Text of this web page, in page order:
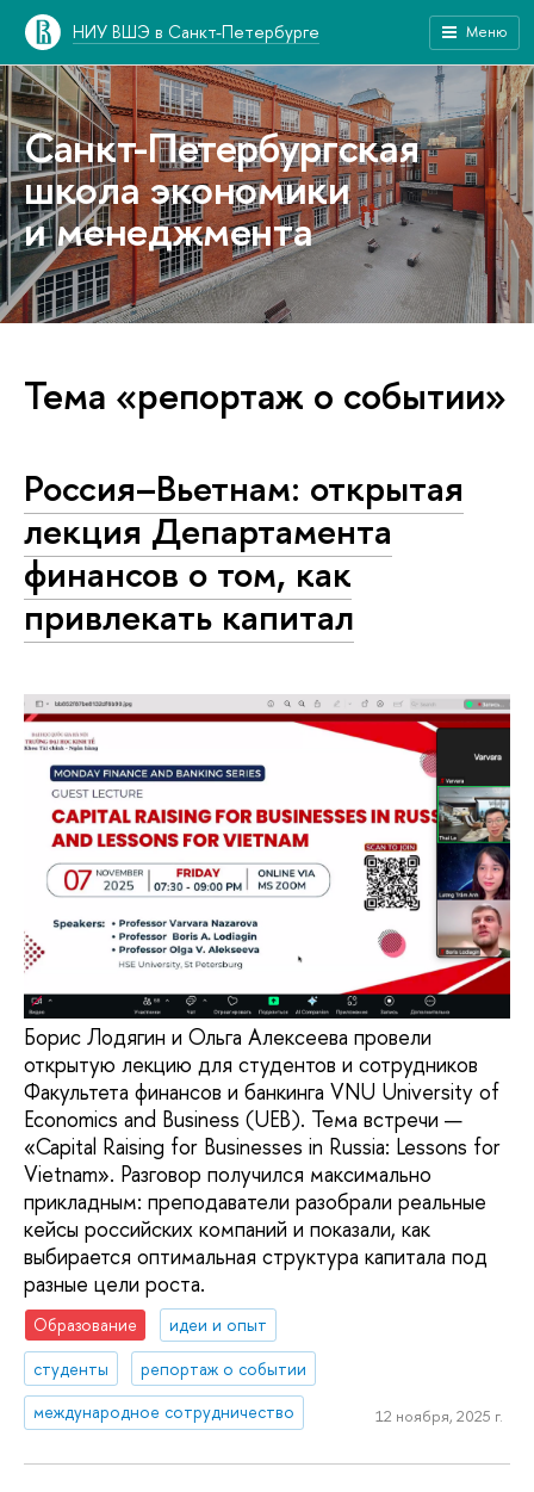
НИУ ВШЭ в Санкт-Петербурге Меню
Санкт-Петербургская
школа экономики
и менеджмента
Тема «репортаж о событии»
Россия–Вьетнам: открытая
лекция Департамента
финансов о том, как
привлекать капитал
Борис Лодягин и Ольга Алексеева провели
открытую лекцию для студентов и сотрудников
Факультета финансов и банкинга VNU University of
Economics and Business (UEB). Тема встречи —
«Capital Raising for Businesses in Russia: Lessons for
Vietnam». Разговор получился максимально
прикладным: преподаватели разобрали реальные
кейсы российских компаний и показали, как
выбирается оптимальная структура капитала под
разные цели роста.
Образование
идеи и опыт
студенты
репортаж о событии
международное сотрудничество
12 ноября, 2025 г.